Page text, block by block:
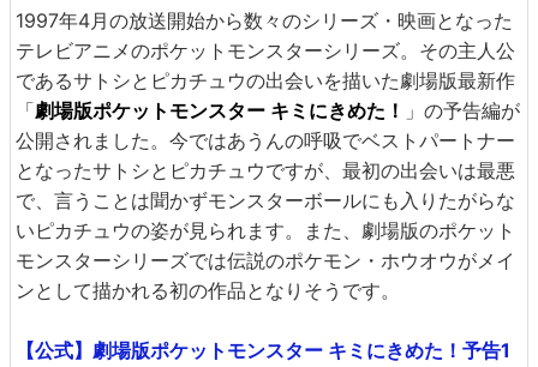
1997年4月の放送開始から数々のシリーズ・映画となった
テレビアニメのポケットモンスターシリーズ。その主人公
であるサトシとピカチュウの出会いを描いた劇場版最新作
「劇場版ポケットモンスター キミにきめた！ 」の予告編が
公開されました。今ではあうんの呼吸でベストパートナー
となったサトシとピカチュウですが、最初の出会いは最悪
で、言うことは聞かずモンスターボールにも入りたがらな
いピカチュウの姿が見られます。また、劇場版のポケット
モンスターシリーズでは伝説のポケモン・ホウオウがメイ
ンとして描かれる初の作品となりそうです。
【公式】劇場版ポケットモンスター キミにきめた！予告1